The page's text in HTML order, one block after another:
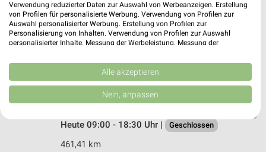
91126 Schwabach
Heute 09:00 - 18:30 Uhr | Geschlossen
392,14 km
❯
Ernsting's family Donauwörth
Reichsstraße 20
86609 Donauwörth
Heute 09:00 - 18:30 Uhr |
Geschlossen
461,41 km
Verwendung reduzierter Daten zur Auswahl von Werbeanzeigen. Erstellung
von Profilen für personalisierte Werbung. Verwendung von Profilen zur
Auswahl personalisierter Werbung. Erstellung von Profilen zur
Personalisierung von Inhalten. Verwendung von Profilen zur Auswahl
personalisierter Inhalte. Messung der Werbeleistung. Messung der
Kombinationen von Daten aus verschiedenen Quellen. Entwicklung und
Verbesserung der Angebote. Verwendung reduzierter Daten zur Auswahl
von Inhalten.
Daten können außerhalb der Europäischen Union weitergegeben und in die
USA gesendet werden.
Website/App.
Alle akzeptieren
Nein, anpassen